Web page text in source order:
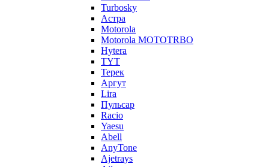
Turbosky
Астра
Motorola
Motorola MOTOTRBO
Hytera
TYT
Терек
Аргут
Lira
Пульсар
Racio
Yaesu
Abell
AnyTone
Ajetrays